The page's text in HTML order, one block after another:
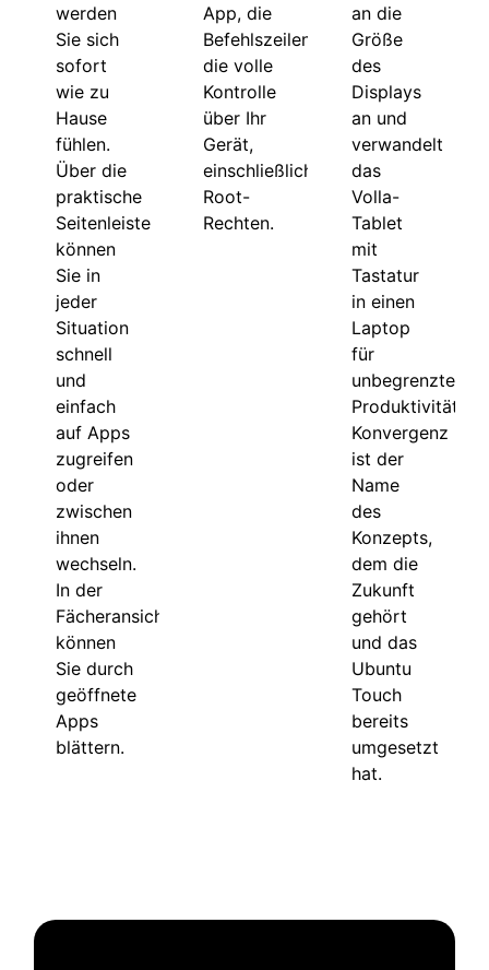
werden
Sie sich
sofort
wie zu
Hause
fühlen.
Über die
praktische
Seitenleiste
können
Sie in
jeder
Situation
schnell
und
einfach
auf Apps
zugreifen
oder
zwischen
ihnen
wechseln.
In der
Fächeransicht
können
Sie durch
geöffnete
Apps
blättern.
App, die
Befehlszeilenschnittstelle,
die volle
Kontrolle
über Ihr
Gerät,
einschließlich
Root-
Rechten.
an die
Größe
des
Displays
an und
verwandelt
das
Volla-
Tablet
mit
Tastatur
in einen
Laptop
für
unbegrenzte
Produktivität.
Konvergenz
ist der
Name
des
Konzepts,
dem die
Zukunft
gehört
und das
Ubuntu
Touch
bereits
umgesetzt
hat.